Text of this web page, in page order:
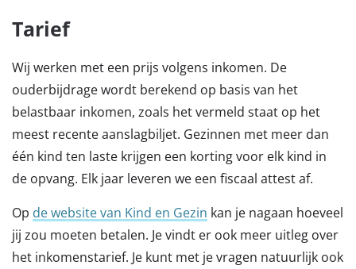
Tarief
Wij werken met een prijs volgens inkomen. De
ouderbijdrage wordt berekend op basis van het
belastbaar inkomen, zoals het vermeld staat op het
meest recente aanslagbiljet. Gezinnen met meer dan
één kind ten laste krijgen een korting voor elk kind in
de opvang. Elk jaar leveren we een fiscaal attest af.
Op de website van Kind en Gezin kan je nagaan hoeveel
jij zou moeten betalen. Je vindt er ook meer uitleg over
het inkomenstarief. Je kunt met je vragen natuurlijk ook